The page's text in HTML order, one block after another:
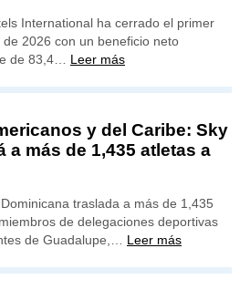
International ha cerrado el primer
de 2026 con un beneficio neto
de 83,4… Leer más
y del Caribe: Sky
a más de 1,435 atletas a
traslada a más de 1,435
de delegaciones deportivas
de Guadalupe,… Leer más